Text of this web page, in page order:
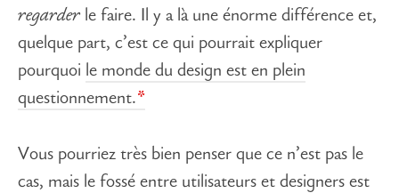
regarderle faire. Il y a là une énorme différence et,
quelque part, c’est ce qui pourrait expliquer
pourquoi le monde du design est en plein
questionnement.
Vous pourriez très bien penser que ce n’est pas le
cas, mais le fossé entre utilisateurs et designers est